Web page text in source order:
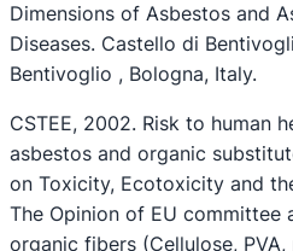
Dimensions of Asbestos and
Diseases. Castello di
Bentivoglio , Bologna, Italy.
CSTEE, 2002. Risk to human
asbestos and organic
on Toxicity, Ecotoxicity and
The Opinion of EU committee
organic fibers (Cellulose,